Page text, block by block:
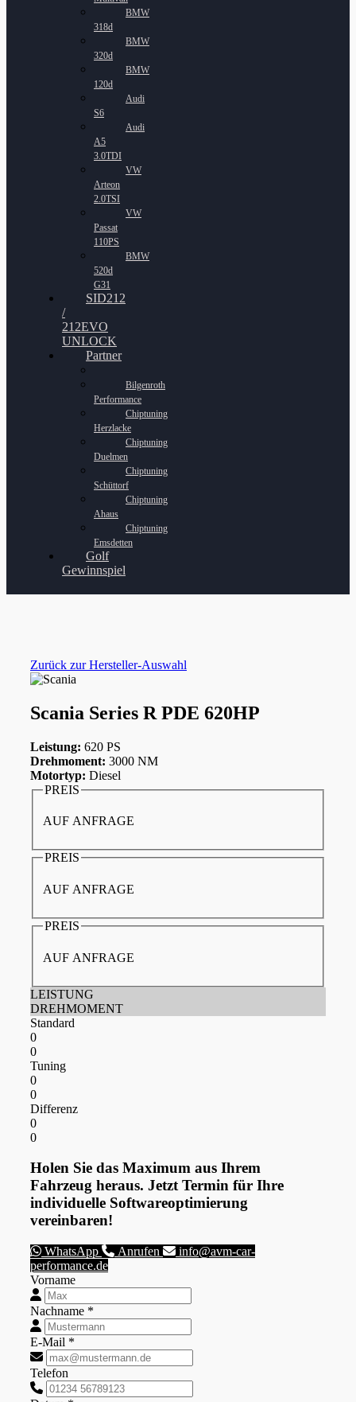
BMW
318d
BMW
320d
BMW
120d
Audi
S6
Audi
A5
3.0TDI
VW
Arteon
2.0TSI
VW
Passat
110PS
BMW
520d
G31
SID212
/
212EVO
UNLOCK
Partner
Bilgenroth
Performance
Chiptuning
Herzlacke
Chiptuning
Duelmen
Chiptuning
Schüttorf
Chiptuning
Ahaus
Chiptuning
Emsdetten
Golf
Gewinnspiel
Zurück zur Hersteller-Auswahl
Scania Series R PDE 620HP
Leistung: 620 PS
Drehmoment: 3000 NM
Motortyp: Diesel
PREIS
AUF ANFRAGE
PREIS
AUF ANFRAGE
PREIS
AUF ANFRAGE
LEISTUNG
DREHMOMENT
Standard
0
0
Tuning
0
0
Differenz
0
0
Holen Sie das Maximum aus Ihrem
Fahrzeug heraus. Jetzt Termin für Ihre
individuelle Softwareoptimierung
vereinbaren!
WhatsApp Anrufen
info@avm-car-
performance.de
Vorname
Nachname *
E-Mail *
Telefon